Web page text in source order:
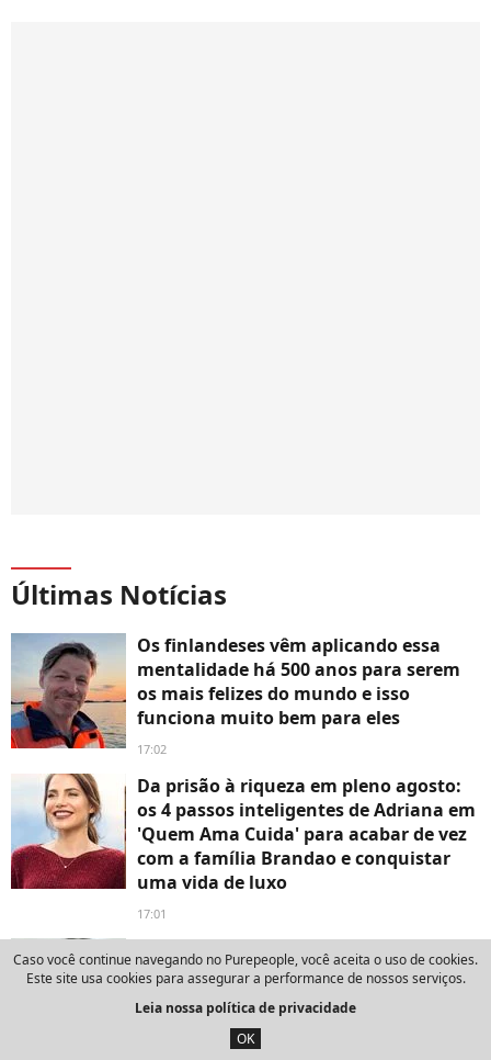
Últimas Notícias
Os finlandeses vêm aplicando essa
mentalidade há 500 anos para serem
os mais felizes do mundo e isso
funciona muito bem para eles
17:02
Da prisão à riqueza em pleno agosto:
os 4 passos inteligentes de Adriana em
'Quem Ama Cuida' para acabar de vez
com a família Brandao e conquistar
uma vida de luxo
17:01
O 'figo proibido' da perfumaria de
nicho mais ousada da Coreia do Sul:
essa fragrância quente e viciante
acaba de chegar ao Brasil e já entrou
na minha lista de desejos para agosto
Caso você continue navegando no Purepeople, você aceita o uso de cookies.
Este site usa cookies para assegurar a performance de nossos serviços.
Leia nossa política de privacidade
OK